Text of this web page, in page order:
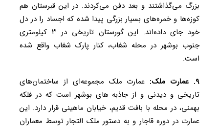
بزرگ می‌گذاشتند و بعد دفن می‌کردند. در این قبرستان هم
کوزه‌ها و خمره‌های بسیار بزرگی پیدا شده که اجساد را در دل
خود جای داده‌اند. این گورستان تاریخی در ۳ کیلومتری
جنوب بوشهر در محله شغاب، کنار پارک شغاب واقع شده
است.
۹. عمارت ملک:
عمارت ملک مجموعه‌ای از ساختمان‌های
تاریخی و دیدنی و از جاذبه‌ های بوشهر است که در فلکه
بهمنی، در محله با بافت قدیم، خیابان ماهینی قرار دارد. این
عمارت در دوره قاجار و به دستور ملک التجار توسط معماران